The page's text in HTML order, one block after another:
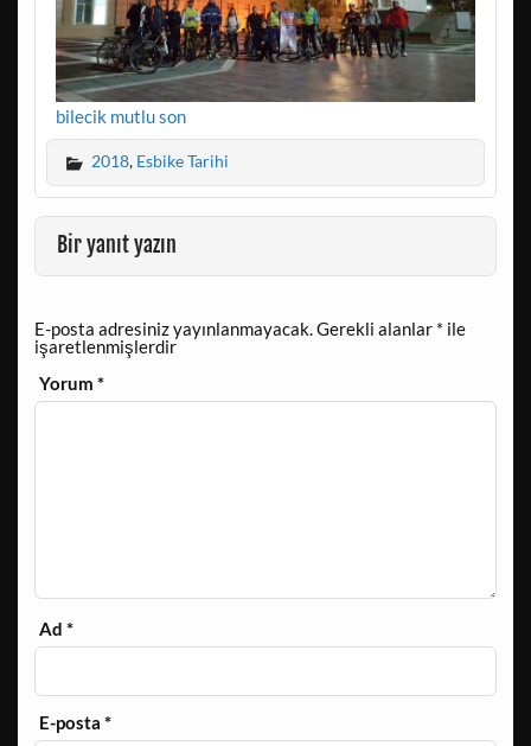
bilecik mutlu son
2018, Esbike Tarihi
Bir yanıt yazın
E-posta adresiniz yayınlanmayacak.Gerekli alanlar * ile
işaretlenmişlerdir
Yorum*
Ad*
E-posta*